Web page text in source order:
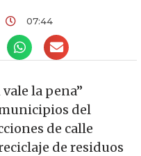
07:44
la pena”
del
de calle
de residuos